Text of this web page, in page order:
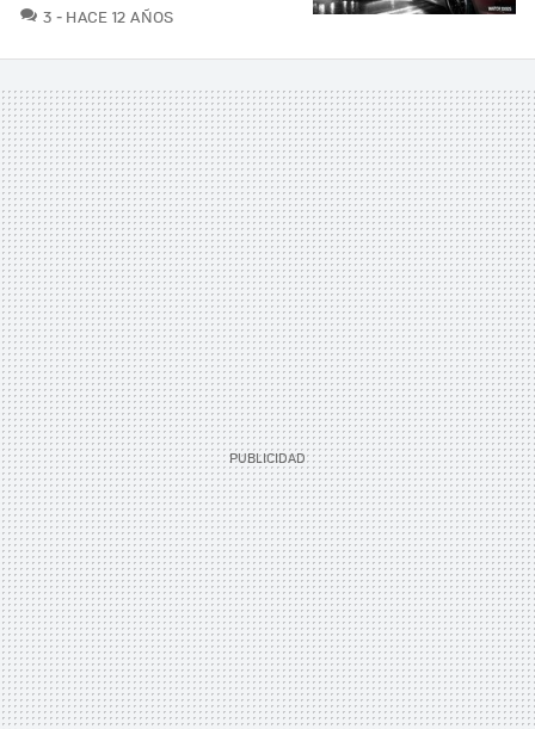
3 COMENTARIOS
HACE 12 AÑOS